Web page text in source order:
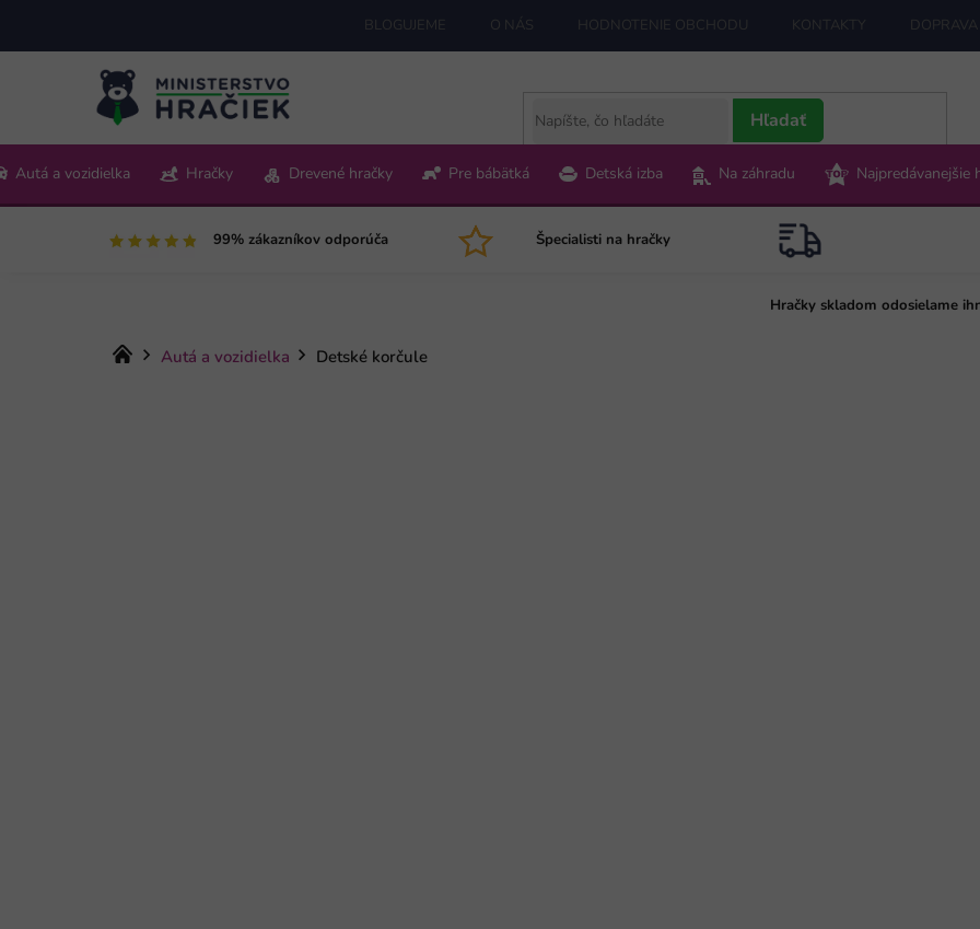
obsah
BLOGUJEME O NÁS HODNOTENIE OBCHODU KONTAKTY
Pon-Pia 9:00-15:00
Hľadať
Autá a vozidielka Hračky Drevené hračky Pre bábätká Detská izba Na záhradu Najpredávanejšie
99% zákazníkov odporúča Špecialisti na hračky
Hračky skladom odosielame
Domov
Autá a vozidielka Detské korčule